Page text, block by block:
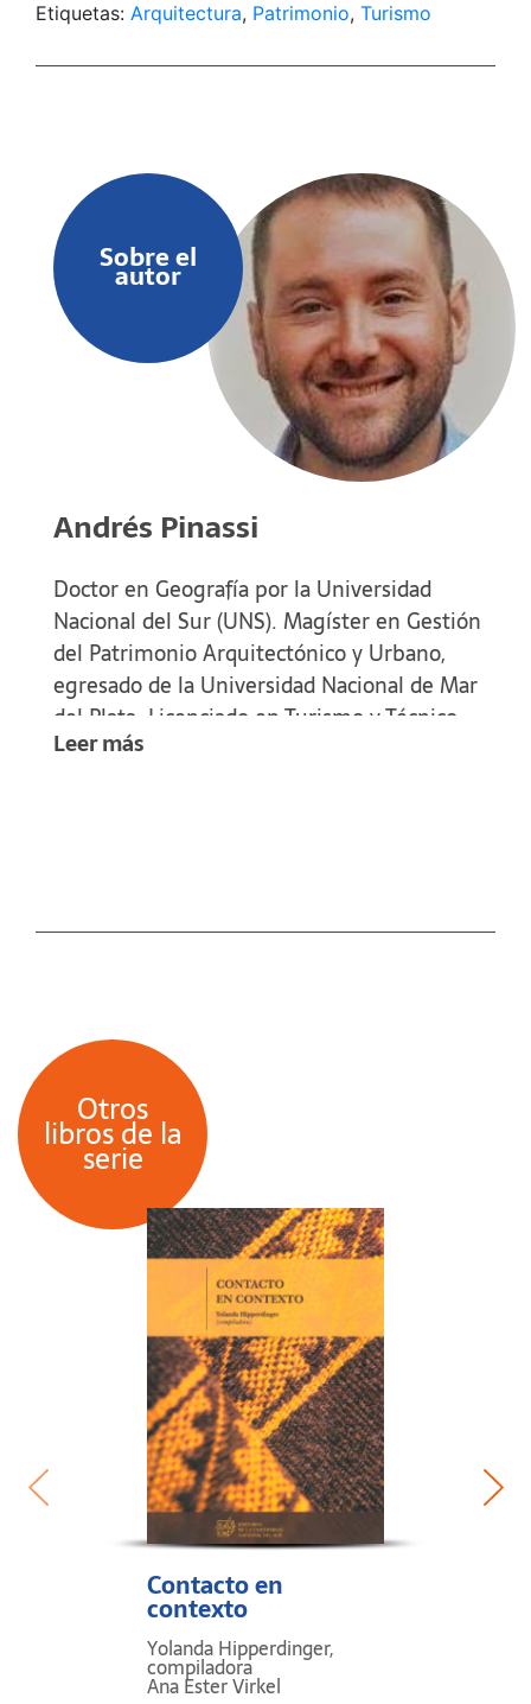
Etiquetas: Arquitectura, Patrimonio, Turismo
Sobre el
autor
Andrés Pinassi
Doctor en Geografía por la Universidad
Nacional del Sur (UNS). Magíster en Gestión
del Patrimonio Arquitectónico y Urbano,
egresado de la Universidad Nacional de Mar
del Plata. Licenciado en Turismo y Técnico
Universitario en Emprendimientos Turísticos
Leer más
Otros
libros de la
serie
Contacto en
contexto
Yolanda Hipperdinger,
compiladora
Ana Ester Virkel